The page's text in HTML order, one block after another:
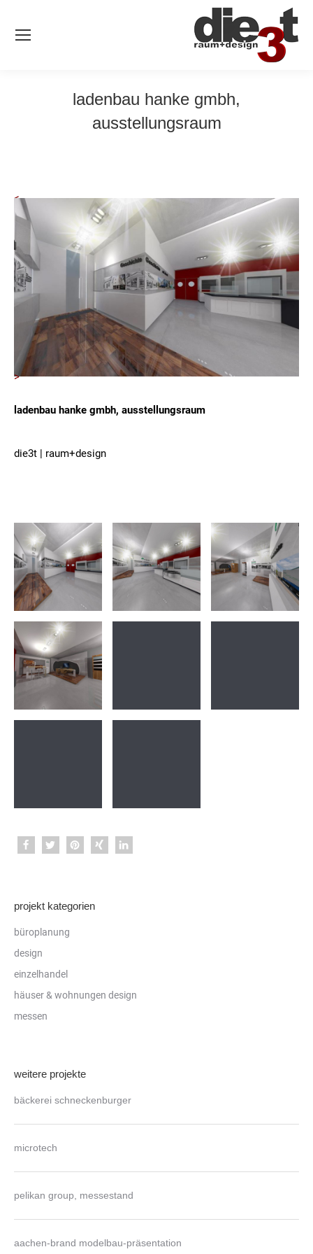
ladenbau hanke gmbh,
ausstellungsraum
<
>
ladenbau hanke gmbh, ausstellungsraum
die3t | raum+design
projekt kategorien
büroplanung
design
einzelhandel
häuser & wohnungen design
messen
weitere projekte
bäckerei schneckenburger
microtech
pelikan group, messestand
aachen-brand modelbau-präsentation